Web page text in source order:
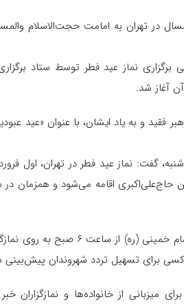
در تهران به امامت حجت‌الاسلام
نماز عید فطر توسط ستاد
آغاز شد.
فقید و به یاد ایشان، با عنوان «عید
گفت: نماز عید فطر در تهران، اول
حاج‌علی‌اکبری اقامه می‌شود و همزمان در
سخنگوی شورای سیاستگذاری ائمه جمعه ادامه داد: درهای
برای تسهیل تردد شهروندان
میزبانی از خانواده‌ها و نمازگزاران